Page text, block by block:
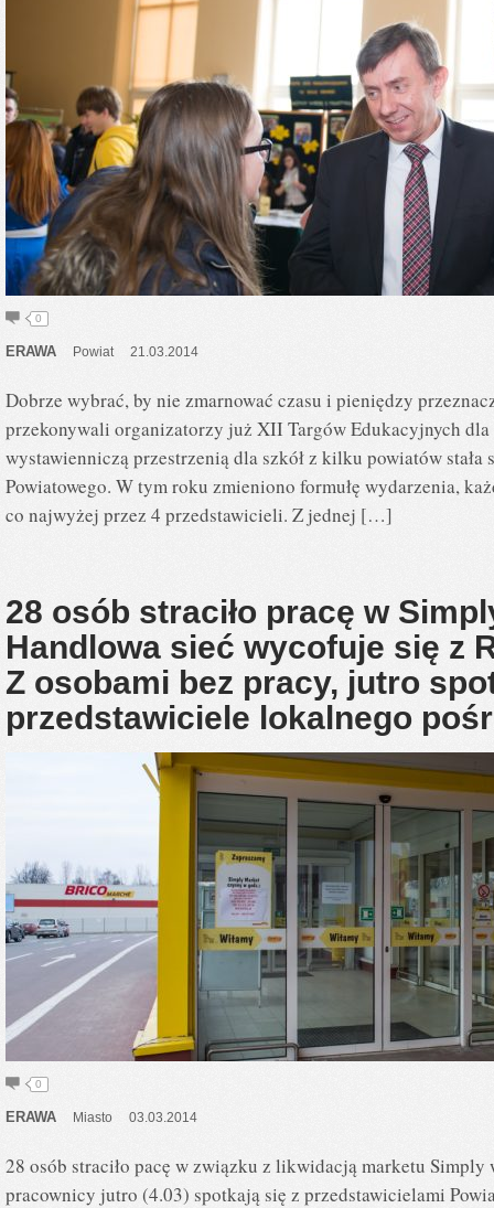
0
ERAWA Powiat 21.03.2014
Dobrze wybrać, by nie zmarnować czasu i pieniędzy
przekonywali organizatorzy już XII Targów Edukacyjnych
wystawienniczą przestrzenią dla szkół z kilku powiatów stała
Powiatowego. W tym roku zmieniono formułę wydarzenia,
co najwyżej przez 4 przedstawicieli. Z jednej […]
28 osób straciło pracę w
Handlowa sieć wycofuje się z
Z osobami bez pracy, jutro
przedstawiciele lokalnego
0
ERAWA Miasto 03.03.2014
28 osób straciło pacę w związku z likwidacją marketu
pracownicy jutro (4.03) spotkają się z przedstawicielami